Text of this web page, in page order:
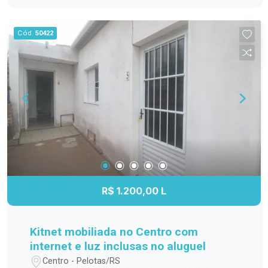
aproveitamento do espaço; Banheiro completo;
Apartamento localizado no 3º andar,
proporcionando mais privacidade, boa ventilação
e excelente iluminação natural. Localização
Localizado na Avenida Duque de Caxias, o
Residencial Estrela Gaúcha oferece fácil acesso
aos principais pontos da cidade. O imóvel está
próximo a supermercados, escolas, farmácias,
transporte público e diversos comércios e
serviços, trazendo mais praticidade para o dia a
de conhecer este apartamento. Entre em contato
e agende sua visita para descobrir tudo o que
Cód. 50422
R$ 1.200,00 L
Kitnet mobiliada no Centro com
internet e luz inclusas no aluguel
Centro - Pelotas/RS